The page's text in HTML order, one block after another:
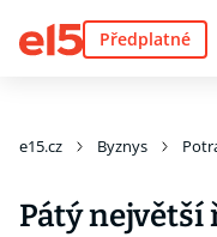
Předplatné
e15.cz Byznys
Pátý největší